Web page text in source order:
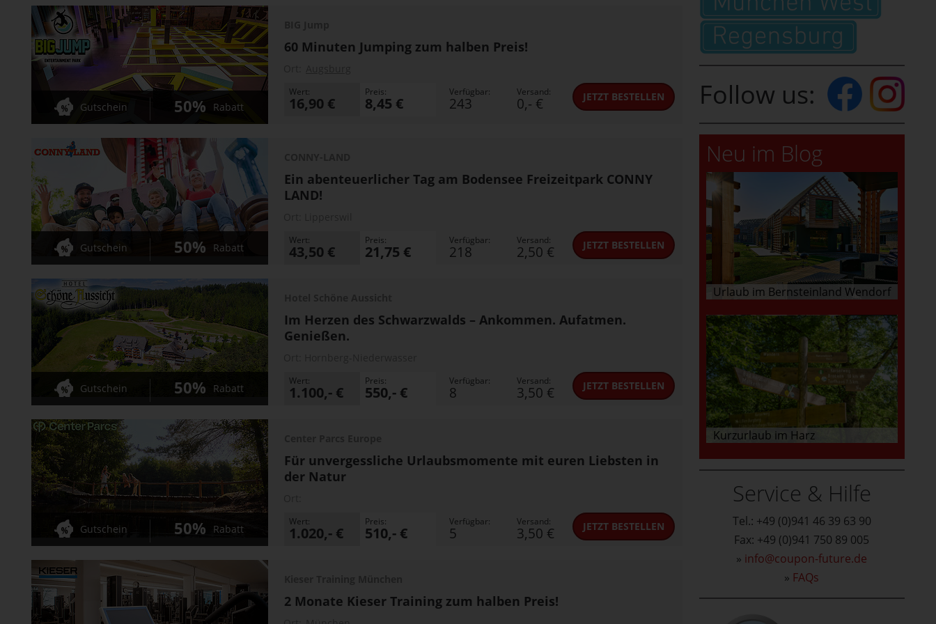
60 Minuten Jumping zum halben Preis!
Gutschein 50% Rabatt
JETZTBESTELLEN
Wert:
16,90 €
Preis:
8,45 €
Verfügbar:
243
Versand:
0,- €
Ein abenteuerlicher Tag am Bodensee Freizeitpark CONNY
LAND!
Gutschein 50% Rabatt JETZTBESTELLEN
Wert:
43,50 €
Preis:
21,75 €
Verfügbar:
218
Versand:
2,50 €
Im Herzen des Schwarzwalds – Ankommen. Aufatmen.
Genießen.
Gutschein 50% Rabatt JETZTBESTELLEN
Wert:
1.100,- €
Preis:
550,- €
Verfügbar:
8
Versand:
3,50 €
Für unvergessliche Urlaubsmomente mit euren Liebsten in
der Natur
Gutschein 50% Rabatt JETZTBESTELLEN
Wert:
1.020,- €
Preis:
510,- €
Verfügbar:
5
Versand:
3,50 €
2 Monate Kieser Training zum halben Preis!
Follow us:
Neu im Blog
Urlaub im Bernsteinland Wendorf
Kurzurlaub im Harz
Service & Hilfe
Tel.: +49 (0)941 46 39 63 90
Fax: +49 (0)941 750 89 005
» info@coupon-future.de
» FAQs